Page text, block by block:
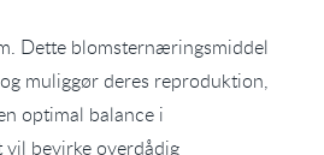
Dette blomsternæringsmiddel
muliggør deres reproduktion,
optimal balance i
bevirke overdådig